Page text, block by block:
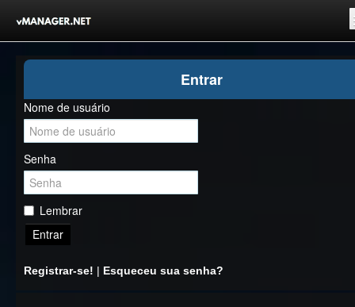
Competições
Comunidade
Notícias
Clubes Livres
Entrar
Nome de usuário
Senha
Lembrar
Entrar
Registrar-se! | Esqueceu sua senha?